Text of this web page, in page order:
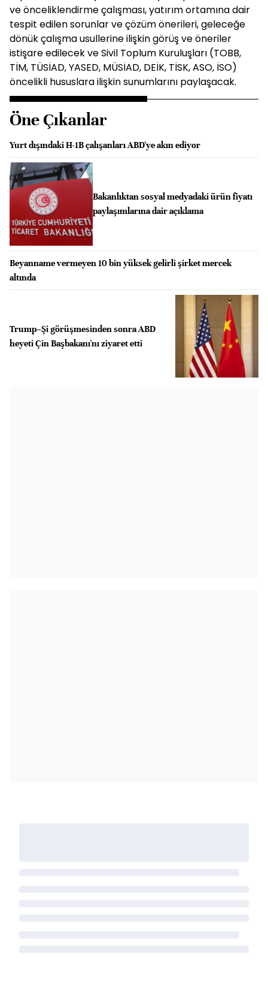
ve önceliklendirme çalışması, yatırım ortamına dair
tespit edilen sorunlar ve çözüm önerileri, geleceğe
dönük çalışma usullerine ilişkin görüş ve öneriler
istişare edilecek ve Sivil Toplum Kuruluşları (TOBB,
TİM, TÜSİAD, YASED, MÜSİAD, DEİK, TİSK, ASO, İSO)
öncelikli hususlara ilişkin sunumlarını paylaşacak.
Öne Çıkanlar
Yurt dışındaki H-1B çalışanları ABD'ye akın ediyor
Bakanlıktan sosyal medyadaki ürün fiyatı
paylaşımlarına dair açıklama
Beyanname vermeyen 10 bin yüksek gelirli şirket mercek
altında
Trump–Şi görüşmesinden sonra ABD
heyeti Çin Başbakanı'nı ziyaret etti